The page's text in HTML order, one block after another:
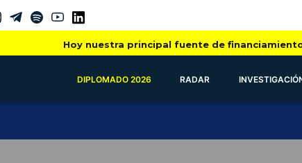
Hoy nuestra principal fuente de
DIPLOMADO 2026 RADAR